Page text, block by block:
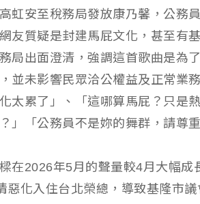
虹安至稅務局發放康乃馨，公務
友質疑是封建馬屁文化，甚至有
局出面澄清，強調這首歌曲是為
，並未影響民眾洽公權益及正常業
太累了」、「這哪算馬屁？只是
」「公務員不是妳的舞群，請尊
在2026年5月的聲量較4月大幅成
惡化入住台北榮總，導致基隆市